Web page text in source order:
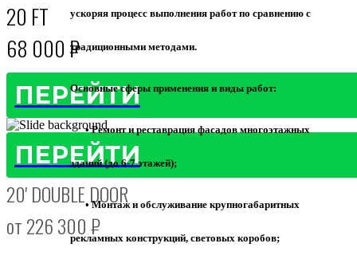
20 FT
68 000 ₽
ПЕРЕЙТИ
ПЕРЕЙТИ
20' DOUBLE DOOR
от 226 300 ₽
ускоряя процесс выполнения работ по сравнению с
традиционными методами.
Основные сферы применения и виды работ:
• Ремонт и реставрация фасадов многоэтажных
зданий (до 6-7 этажей);
• Монтаж и обслуживание крупногабаритных
рекламных конструкций, световых коробов;